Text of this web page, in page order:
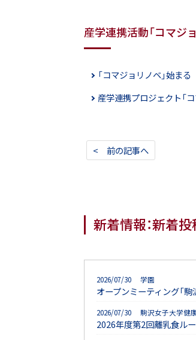
産学連携活動「コマジ
「コマジョリノベ」始まる
産学連携プロジェクト「
< 前の記事へ
新着情報：新着投
2026/07/30 学園
オープンミーティング「
2026/07/30 駒沢女子大学健
2026年度第2回離乳食ル